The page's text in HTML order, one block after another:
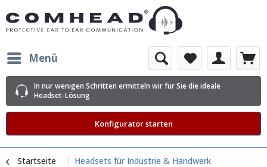
Menü
In nur wenigen Schritten ermitteln wir für Sie die ideale
Headset-Lösung
Konfigurator starten
Startseite Headsets für Industrie & Handwerk